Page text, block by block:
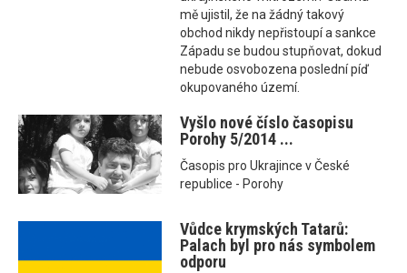
mě ujistil, že na žádný takový
obchod nikdy nepřistoupí a sankce
Západu se budou stupňovat, dokud
nebude osvobozena poslední píď
okupovaného území.
Vyšlo nové číslo časopisu
Porohy 5/2014 ...
Časopis pro Ukrajince v České
republice - Porohy
Vůdce krymských Tatarů:
Palach byl pro nás symbolem
odporu